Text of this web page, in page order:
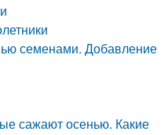
семенами. Добавление
сажают осенью. Какие